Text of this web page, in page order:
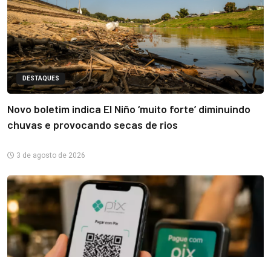
DESTAQUES
Novo boletim indica El Niño ‘muito forte’ diminuindo
chuvas e provocando secas de rios
3 de agosto de 2026